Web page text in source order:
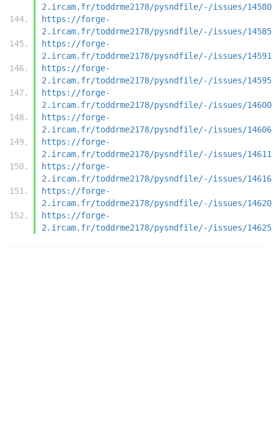
2.ircam.fr/toddrme2178/pysndfile/-/issues/14580
https://forge-
2.ircam.fr/toddrme2178/pysndfile/-/issues/14585
https://forge-
2.ircam.fr/toddrme2178/pysndfile/-/issues/14591
https://forge-
2.ircam.fr/toddrme2178/pysndfile/-/issues/14595
https://forge-
2.ircam.fr/toddrme2178/pysndfile/-/issues/14600
https://forge-
2.ircam.fr/toddrme2178/pysndfile/-/issues/14606
https://forge-
2.ircam.fr/toddrme2178/pysndfile/-/issues/14611
https://forge-
2.ircam.fr/toddrme2178/pysndfile/-/issues/14616
https://forge-
2.ircam.fr/toddrme2178/pysndfile/-/issues/14620
https://forge-
2.ircam.fr/toddrme2178/pysndfile/-/issues/14625